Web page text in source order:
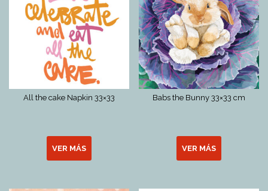
All the cake Napkin 33×33
VER MÁS
Babs the Bunny 33×33 cm
VER MÁS